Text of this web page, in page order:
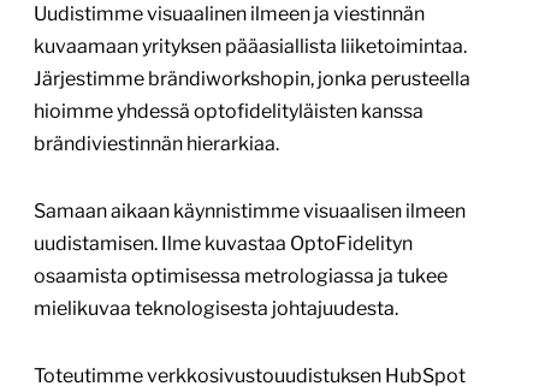
Uudistimme visuaalinen ilmeen ja viestinnän
kuvaamaan yrityksen pääasiallista liiketoimintaa.
Järjestimme brändiworkshopin, jonka perusteella
hioimme yhdessä optofidelityläisten kanssa
brändiviestinnän hierarkiaa.
Samaan aikaan käynnistimme visuaalisen ilmeen
uudistamisen. Ilme kuvastaa OptoFidelityn
osaamista optimisessa metrologiassa ja tukee
mielikuvaa teknologisesta johtajuudesta.
Toteutimme verkkosivustouudistuksen HubSpot